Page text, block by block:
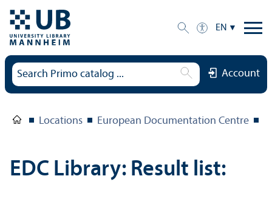
EN
Account
Locations European Documentation Centre
EDC Library: Result list: